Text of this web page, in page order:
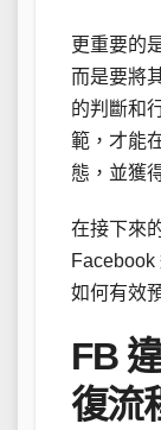
更重要的
而是要將
的判斷和
範，才能
態，並獲
在接下來
Facebook
如何有效
FB
復流